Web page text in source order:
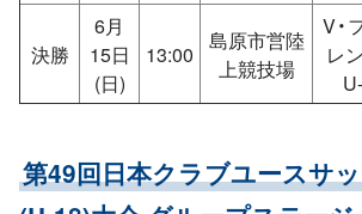
決勝
6月
15日
(日)
13:00 島原市営陸
上競技場
V・
レ
第49回日本クラブユースサ